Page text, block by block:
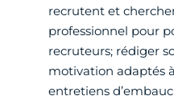
recrutent et
professionnel pour
recruteurs; rédiger
motivation adaptés
entretiens